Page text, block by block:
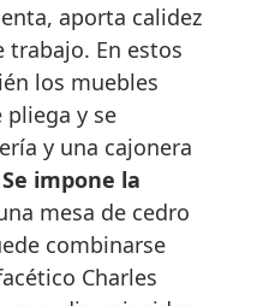
aporta calidez
trabajo. En estos
los muebles
pliega y se
y una cajonera
Se impone la
mesa de cedro
combinarse
Charles